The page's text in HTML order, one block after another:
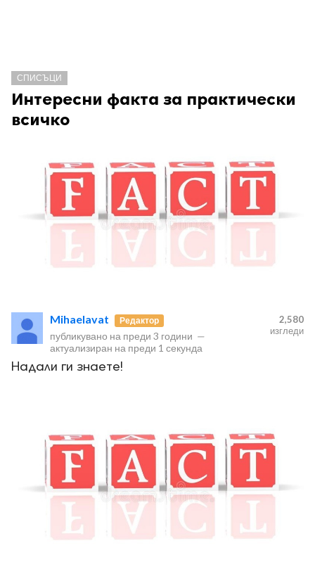
СПИСЪЦИ
Интересни факта за практически
всичко
Mihaelavat Редактор
публикувано на преди 3 години —
актуализиран на преди 1 секунда
2,580
изгледи
Надали ги знаете!